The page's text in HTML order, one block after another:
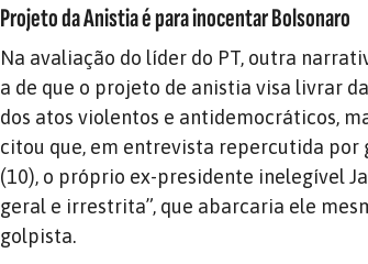
Projeto da Anistia é para inocentar Bolsonaro
Na avaliação do líder do PT, outra
a de que o projeto de anistia visa livrar
dos atos violentos e antidemocráticos,
citou que, em entrevista repercutida
(10), o próprio ex-presidente inelegível
geral e irrestrita”, que abarcaria ele
golpista.